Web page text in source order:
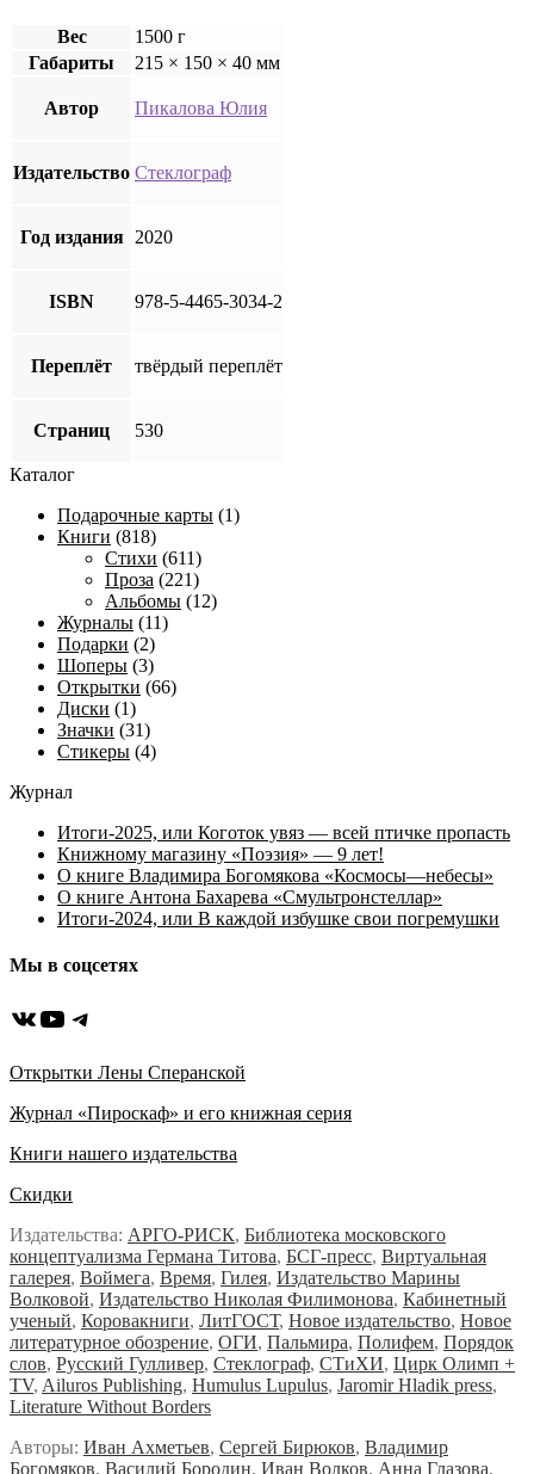
Вес
1500 г
Габариты
215 × 150 × 40 мм
Автор Пикалова Юлия
Издательство Стеклограф
Год издания 2020
ISBN 978-5-4465-3034-2
Переплёт твёрдый переплёт
Страниц 530
Каталог
Подарочные карты (1)
Книги (818)
Стихи (611)
Проза (221)
Альбомы (12)
Журналы (11)
Подарки (2)
Шоперы (3)
Открытки (66)
Диски (1)
Значки (31)
Стикеры (4)
Журнал
Итоги-2025, или Коготок увяз — всей птичке пропасть
Книжному магазину «Поэзия» — 9 лет!
О книге Владимира Богомякова «Космосы—небесы»
О книге Антона Бахарева «Смультронстеллар»
Итоги-2024, или В каждой избушке свои погремушки
Мы в соцсетях
ВКонтакте
YouTube
Telegram
Открытки Лены Сперанской
Журнал «Пироскаф» и его книжная серия
Книги нашего издательства
Скидки
Издательства: АРГО-РИСК, Библиотека московского
концептуализма Германа Титова, БСГ-пресс, Виртуальная
галерея, Воймега, Время, Гилея, Издательство Марины
Волковой, Издательство Николая Филимонова, Кабинетный
ученый, Коровакниги, ЛитГОСТ, Новое издательство, Новое
литературное обозрение, ОГИ, Пальмира, Полифем, Порядок
слов, Русский Гулливер, Стеклограф, СТиХИ, Цирк Олимп +
TV, Ailuros Publishing, Humulus Lupulus, Jaromir Hladik press,
Literature Without Borders
Авторы: Иван Ахметьев, Сергей Бирюков, Владимир
Богомяков, Василий Бородин, Иван Волков, Анна Глазова,